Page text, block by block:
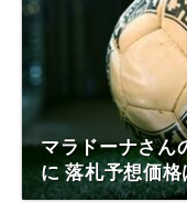
マラドーナさん
に 落札予想価